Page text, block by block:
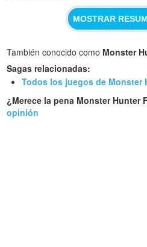
MOSTRAR
También conocido como Monster
Sagas relacionadas:
Todos los juegos de Monster
¿Merece la pena Monster Hunter
opinión